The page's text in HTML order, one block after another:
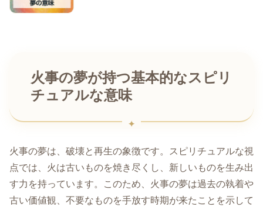
火事の夢が持つ基本的なスピリ
チュアルな意味
火事の夢は、破壊と再生の象徴です。スピリチュアルな視
点では、火は古いものを焼き尽くし、新しいものを生み出
す力を持っています。このため、火事の夢は過去の執着や
古い価値観、不要なものを手放す時期が来たことを示して